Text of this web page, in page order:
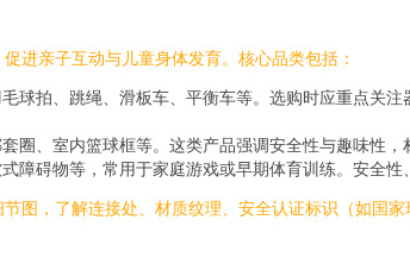
进亲子互动与儿童身体发育。核心品类包括：
球拍、跳绳、滑板车、平衡车等。选购时应重点关
圈、室内篮球框等。这类产品强调安全性与趣味性，
障碍物等，常用于家庭游戏或早期体育训练。安全性
图，了解连接处、材质纹理、安全认证标识（如国家